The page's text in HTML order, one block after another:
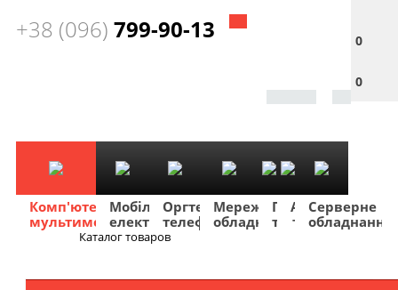
0
0
+38 (096) 799-90-13
Комп'ютери
мультимедіа
Мобільна
електроніка
Оргтехніка
телефонія
Мережеве
обладнання
Побутова
техніка
TV
та
Фото
та
Авто
та
Серверне
обладнання
Каталог товаров